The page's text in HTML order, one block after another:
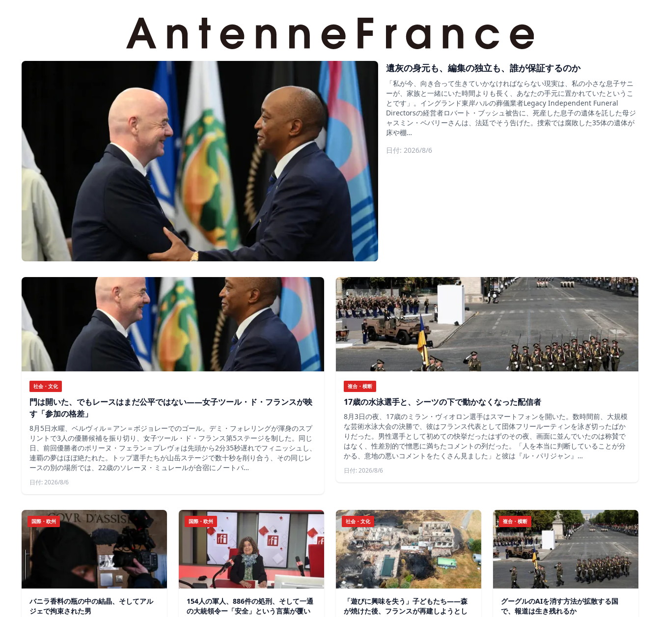
遺灰の身元も、編集の独立も、誰が保証するのか
「私が今、向き合って生きていかなければならない現実は、私の小さな息子サニ
ーが、家族と一緒にいた時間よりも長く、あなたの手元に置かれていたというこ
とです」。イングランド東岸ハルの葬儀業者Legacy Independent Funeral
Directorsの経営者ロバート・ブッシュ被告に、死産した息子の遺体を託した母ジ
ャスミン・ベバリーさんは、法廷でそう告げた。捜索では腐敗した35体の遺体が
床や棚…
日付: 2026/8/6
社会・文化
門は開いた、でもレースはまだ公平ではない――女子ツール・ド・フランスが映
す「参加の格差」
8月5日水曜、ベルヴィル＝アン＝ボジョレーでのゴール。デミ・フォレリングが渾身のスプ
リントで3人の優勝候補を振り切り、女子ツール・ド・フランス第5ステージを制した。同じ
日、前回優勝者のポリーヌ・フェラン＝プレヴォは先頭から2分35秒遅れでフィニッシュし、
連覇の夢はほぼ絶たれた。トップ選手たちが山岳ステージで数十秒を削り合う、その同じレ
ースの別の場所では、22歳のソレーヌ・ミュレールが合宿にノートパ…
日付: 2026/8/6
複合・横断
17歳の水泳選手と、シーツの下で動かなくなった配信者
8月3日の夜、17歳のミラン・ヴィオロン選手はスマートフォンを開いた。数時間前、大規模
な芸術水泳大会の決勝で、彼はフランス代表として団体フリールーティンを泳ぎ切ったばか
りだった。男性選手として初めての快挙だったはずのその夜、画面に並んでいたのは称賛で
はなく、性差別的で憎悪に満ちたコメントの列だった。「人を本当に判断していることが分
かる、意地の悪いコメントをたくさん見ました」と彼は『ル・パリジャン』…
日付: 2026/8/6
国際・欧州
バニラ香料の瓶の中の結晶、そしてアル
ジェで拘束された男
国際・欧州
154人の軍人、886件の処刑、そして一通
の大統領令ー「安全」という言葉が覆い
社会・文化
「遊びに興味を失う」子どもたち——森
が焼けた後、フランスが再建しようとし
複合・横断
グーグルのAIを消す方法が拡散する国
で、報道は生き残れるか